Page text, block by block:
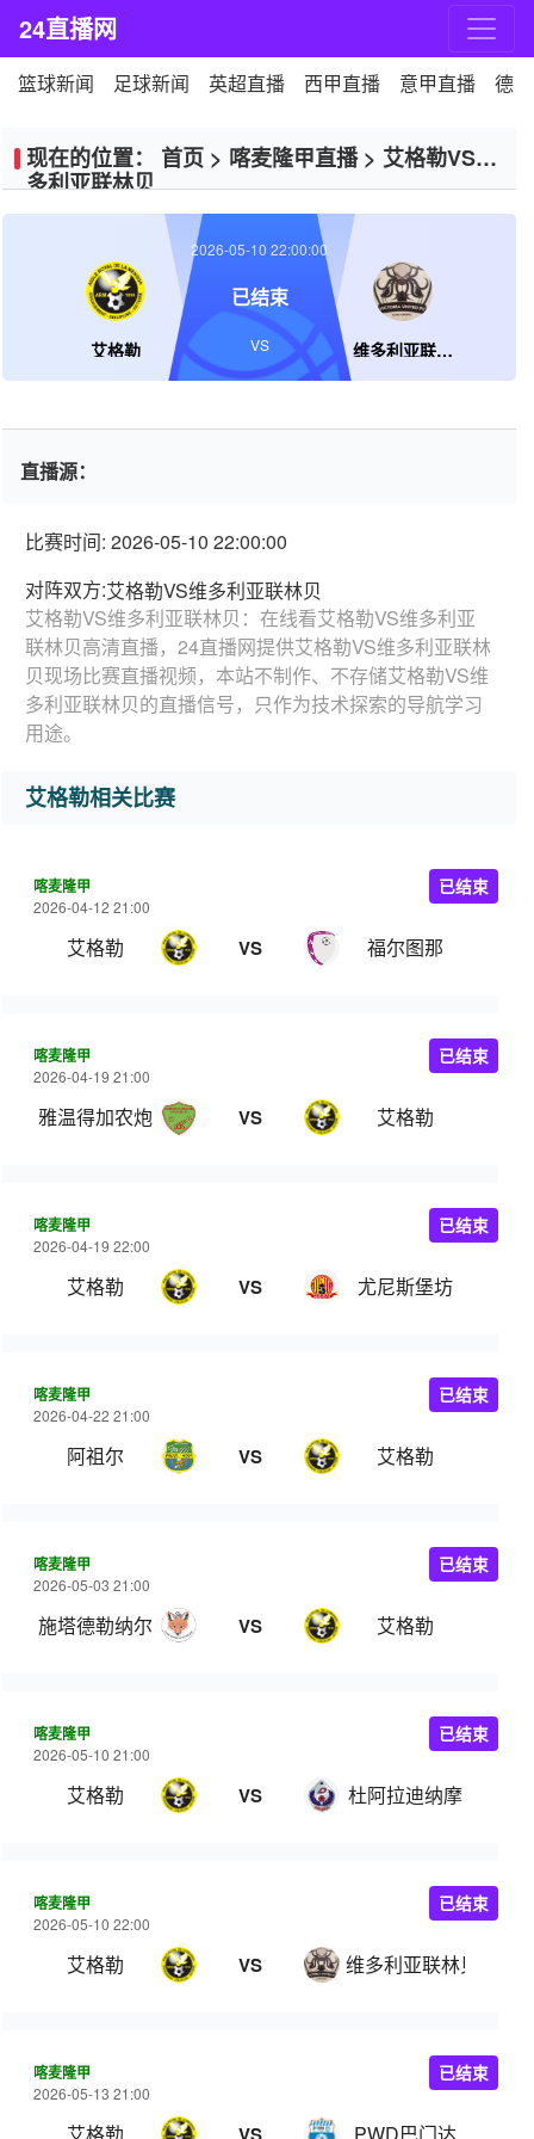
24直播网
篮球新闻 足球新闻 英超直播 西甲直播 意甲直播 德
现在的位置： 首页 > 喀麦隆甲直播> 艾格勒VS维
多利亚联林贝
艾格勒 维多利亚联林贝
2026-05-10 22:00:00
已结束
VS
直播源：
比赛时间: 2026-05-10 22:00:00
对阵双方:艾格勒VS维多利亚联林贝
艾格勒VS维多利亚联林贝：在线看艾格勒VS维多利亚
联林贝高清直播，24直播网提供艾格勒VS维多利亚联林
贝现场比赛直播视频，本站不制作、不存储艾格勒VS维
多利亚联林贝的直播信号，只作为技术探索的导航学习
用途。
艾格勒相关比赛
喀麦隆甲
2026-04-12 21:00
艾格勒 VS 福尔图那
已结束
喀麦隆甲
2026-04-19 21:00
雅温得加农炮 VS 艾格勒
已结束
喀麦隆甲
2026-04-19 22:00
艾格勒 VS 尤尼斯堡坊
已结束
喀麦隆甲
2026-04-22 21:00
阿祖尔 VS 艾格勒
已结束
喀麦隆甲
2026-05-03 21:00
施塔德勒纳尔 VS 艾格勒
已结束
喀麦隆甲
2026-05-10 21:00
艾格勒 VS 杜阿拉迪纳摩
已结束
喀麦隆甲
2026-05-10 22:00
艾格勒 VS 维多利亚联林贝
已结束
喀麦隆甲
2026-05-13 21:00
已结束